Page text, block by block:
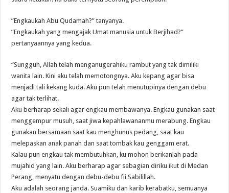
”Engkaukah Abu Qudamah?” tanyanya.
”Engkaukah yang mengajak Umat manusia untuk Berjihad?”
pertanyaannya yang kedua.
“Sungguh, Allah telah menganugerahiku rambut yang tak dimiliki
wanita lain. Kini aku telah memotongnya. Aku kepang agar bisa
menjadi tali kekang kuda. Aku pun telah menutupinya dengan debu
agar tak terlihat.
Aku berharap sekali agar engkau membawanya. Engkau gunakan saat
menggempur musuh, saat jiwa kepahlawananmu merabung. Engkau
gunakan bersamaan saat kau menghunus pedang, saat kau
melepaskan anak panah dan saat tombak kau genggam erat.
Kalau pun engkau tak membutuhkan, ku mohon berikanlah pada
mujahid yang lain. Aku berharap agar sebagian diriku ikut di Medan
Perang, menyatu dengan debu-debu fii Sabilillah.
Aku adalah seorang janda. Suamiku dan karib kerabatku, semuanya